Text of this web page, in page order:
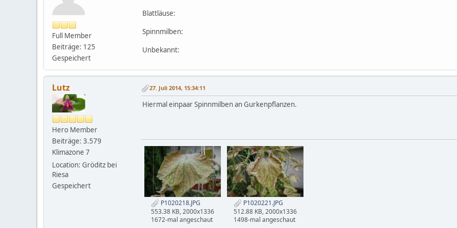
Full Member
Beiträge: 125
Gespeichert
Blattläuse:
Spinnmilben:
Unbekannt:
Lutz
Hero Member
Beiträge: 3.579
Klimazone 7
Location: Gröditz bei
Riesa
Gespeichert
27. Juli 2014, 15:34:11
Hiermal einpaar Spinnmilben an Gurkenpflanzen.
P1020218.JPG
553.38 KB, 2000x1336
1672-mal angeschaut
P1020221.JPG
512.88 KB, 2000x1336
1498-mal angeschaut